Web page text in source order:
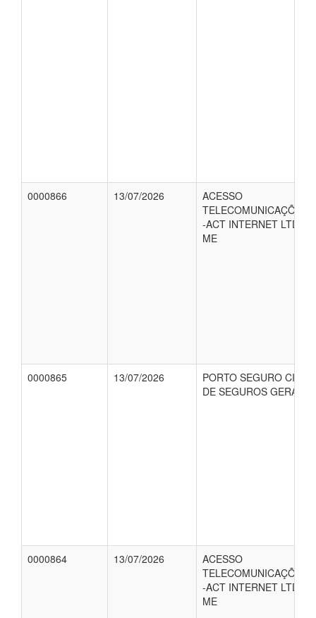
0000866 13/07/2026
ACESSO
TELECOMUNICAÇÕES
-ACT INTERNET LTDA-
ME
0000865 13/07/2026
PORTO SEGURO CIA
DE SEGUROS GERAIS
0000864 13/07/2026
ACESSO
TELECOMUNICAÇÕES
-ACT INTERNET LTDA-
ME